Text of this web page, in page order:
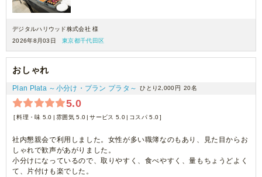
聞かれました。会話を楽しみながら食べやすいサイズ感だったのも良か
今回は約32名（主に女性）で利用しましたが、料理は少し余るくらいの
十分な量がある一方で、次回は少し少なめでも良さそうだと感じまし
た。
総合的には、準備から当日まで非常にスムーズで、安心してイベント運
営ができました。
グサービスです。
デジタルハリウッド株式会社 様
2026年8月03日
東京都千代田区
おしゃれ
Plan Plata ～小分け・プラン プラタ～ ひとり2,000円 20名
5.0
料理・味 5.0 雰囲気 5.0 サービス 5.0 コスパ 5.0
社内懇親会で利用しました。女性が多い職簿なのもあり、見た目からお
しゃれで歓声があがりました。
小分けになっているので、取りやすく、食べやすく、量もちょうどよく
て、片付けも楽でした。